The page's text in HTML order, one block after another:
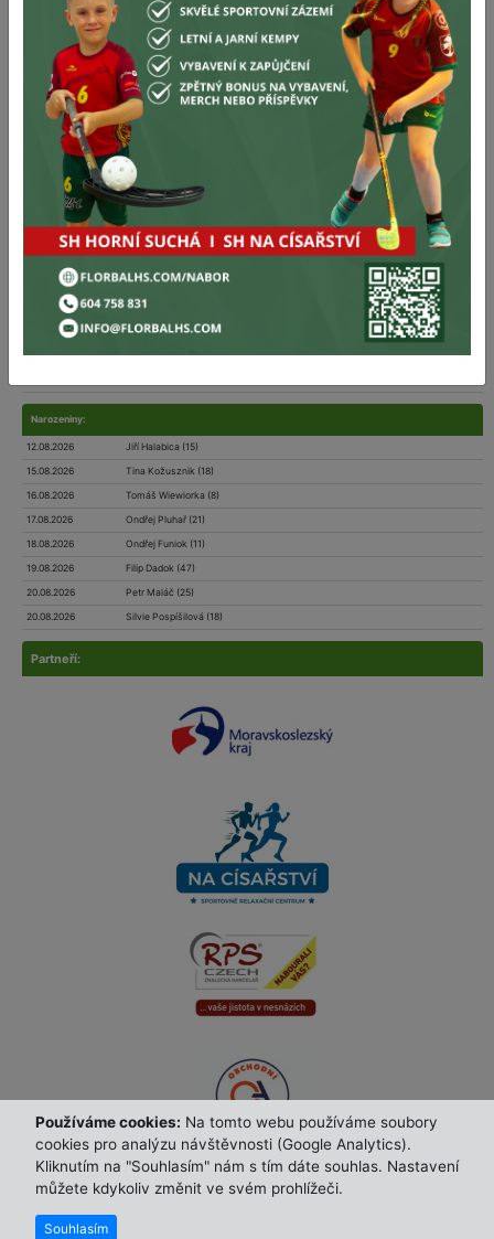
4 Torpedo Havířov B Torpedo Havířov B 20 36
TJ Sokol Šenov TJ Sokol Šenov 33
5 FBC Spartak Bílovec FBC Spartak Bílovec 0
6 FBC Cannibals Lipník FBC Cannibals Lipník 20 28
6 FBC ZŠ Uničov FBC ZŠ Uničov 0
7 FbK Horní Suchá FbK Horní Suchá 0
Saros Olomouc Saros Olomouc 26
8 FBK Jeseník FBK Jeseník
8 Fbc Šternberk Fbc Šternberk 0
9 0 0
9 FBC Letka B Toman Finance Group FBC Letka B Toman Finance Group 20
10 19
10 MVIL Ostrava MVIL Ostrava 0
11 1
11 Warriors Nový Jičín Warriors Nový Jičín 0 0
Narozeniny:
12.08.2026 Jiří Halabica (15)
15.08.2026 Tina Kožusznik (18)
16.08.2026 Tomáš Wiewiorka (8)
17.08.2026 Ondřej Pluhař (21)
18.08.2026 Ondřej Funiok (11)
19.08.2026 Filip Dadok (47)
20.08.2026 Petr Maláč (25)
20.08.2026 Silvie Pospíšilová (18)
Partneří:
Počet návštěv: 40454
Poslední den: 8,Posledních 7 dnů: 109, Posledních 30
© 2026 FBK Horní Suchá | Všechna práva vyhrazena |
Používáme cookies: Na tomto webu používáme soubory
cookies pro analýzu návštěvnosti (Google Analytics).
Kliknutím na "Souhlasím" nám s tím dáte souhlas. Nastavení
můžete kdykoliv změnit ve svém prohlížeči.
Souhlasím